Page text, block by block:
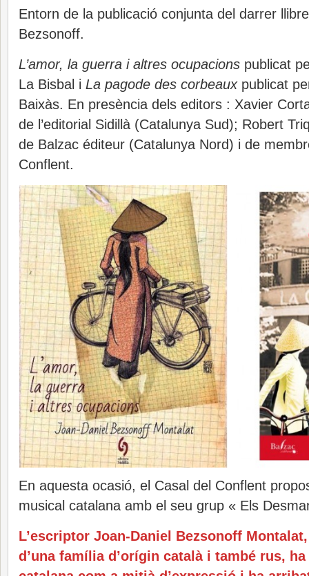
Entorn de la publicació conjunta del darrer
Bezsonoff.
L’amor, la guerra i altres ocupacions publicat
La Bisbal i La pagode des corbeaux publicat
Baixàs. En presència dels editors : Xavier
de l’editorial Sidillà (Catalunya Sud); Robert
de Balzac éditeur (Catalunya Nord) i de
Conflent.
En aquesta ocasió, el Casal del Conflent
musical catalana amb el seu grup « Els
L’escriptor Joan-Daniel Bezsonoff
d’una família d’orígin català i també rus,